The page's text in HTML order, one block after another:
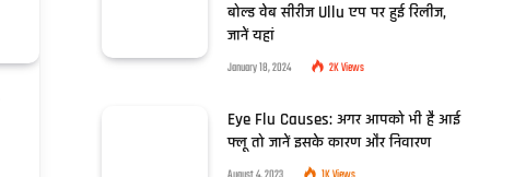
बोल्ड वेब सीरीज Ullu एप पर हुई रिलीज,
जानें यहां
January 18, 2024 2KViews
Eye Flu Causes: अगर आपको भी है आई
फ्लू तो जानें इसके कारण और निवारण